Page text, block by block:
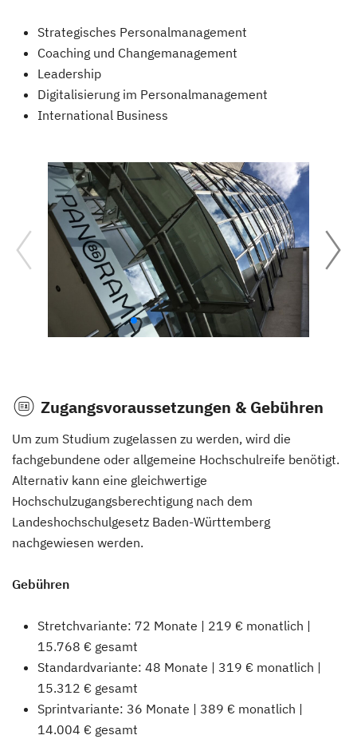
Strategisches Personalmanagement
Coaching und Changemanagement
Leadership
Digitalisierung im Personalmanagement
International Business
Zugangsvoraussetzungen & Gebühren
Um zum Studium zugelassen zu werden, wird die
fachgebundene oder allgemeine Hochschulreife benötigt.
Alternativ kann eine gleichwertige
Hochschulzugangsberechtigung nach dem
Landeshochschulgesetz Baden-Württemberg
nachgewiesen werden.
Gebühren
Stretchvariante: 72 Monate | 219 € monatlich |
15.768 € gesamt
Standardvariante: 48 Monate | 319 € monatlich |
15.312 € gesamt
Sprintvariante: 36 Monate | 389 € monatlich |
14.004 € gesamt